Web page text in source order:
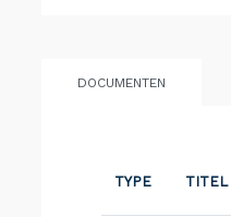
DOCUMENTEN
TYPE TITEL